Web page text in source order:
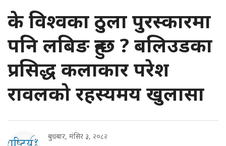
के विश्वका ठुला पुरस्कारमा
पनि लबिङ हुन्छ ? बलिउडका
प्रसिद्ध कलाकार परेश
रावलको रहस्यमय खुलासा
बुधबार, मंसिर ३, २०८२